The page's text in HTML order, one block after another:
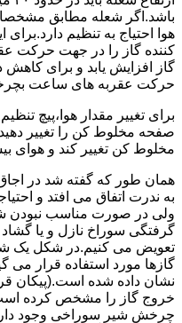
باشد.اگر شعله مطابق
هوا احتیاج به تنظیم
کننده گاز را در جهت حرکت
گاز افزایش یابد و برای
حرکت عقربه های ساعت
برای تغییر مقدار هوا،پیچ
صفحه مخلوط کن را تغییر
مخلوط کن تغییر کند و هوای
همان طور که گفته شد در
به ندرت اتفاق می افتد و
ولی در صورت مناسب نبودن
گرفتگی سوراخ نازل و یا گشاد
تعویض می کنیم.در شکل یک
گازها مورد استفاده قرار می
نشان داده شده است.(پیکان
خروج گاز را مشخص کرده
چرخش شیر سوراخی وجود